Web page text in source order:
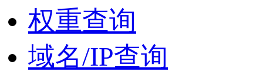
权重查询
域名/IP查询